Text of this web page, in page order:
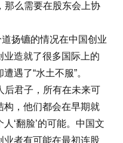
么需要在股东会上协
扬镳的情况在中国创业
业造就了很多国际上的
遇了“水土不服”。
君子，所有在未来可
构，他们都会在早期就
‘翻脸’的可能。中国文
业者有可能在最初连股